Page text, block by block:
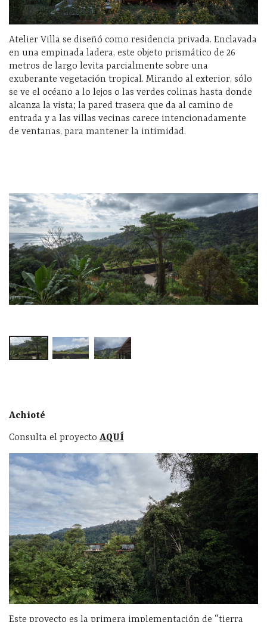
Atelier Villa se diseñó como residencia privada. Enclavada
en una empinada ladera, este objeto prismático de 26
metros de largo levita parcialmente sobre una
exuberante vegetación tropical. Mirando al exterior, sólo
se ve el océano a lo lejos o las verdes colinas hasta donde
alcanza la vista; la pared trasera que da al camino de
entrada y a las villas vecinas carece intencionadamente
de ventanas, para mantener la intimidad.
Achioté
Consulta el proyecto AQUÍ
Este proyecto es la primera implementación de “tierra